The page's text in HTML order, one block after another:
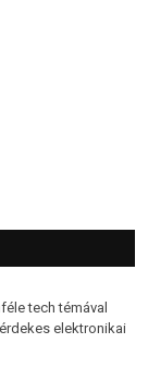
tech témával
elektronikai